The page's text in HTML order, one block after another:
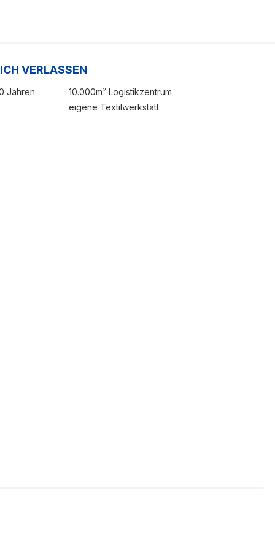
VERLASSEN
Jahren
10.000m² Logistikzentrum
eigene Textilwerkstatt